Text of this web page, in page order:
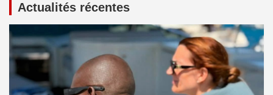
Actualités récentes